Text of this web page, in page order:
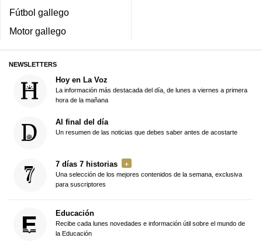
Fútbol gallego
Motor gallego
NEWSLETTERS
Hoy en La Voz
La información más destacada del día, de lunes a viernes a primera
hora de la mañana
Al final del día
Un resumen de las noticias que debes saber antes de acostarte
7 días 7 historias
Una selección de los mejores contenidos de la semana, exclusiva
para suscriptores
Educación
Recibe cada lunes novedades e información útil sobre el mundo de
la Educación